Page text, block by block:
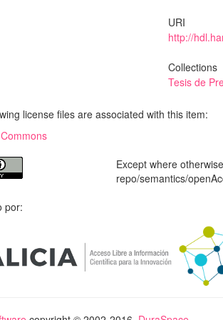
URI
http://
Collections
Tesis de
license files are associated with this item:
Except where
repo/semantics/
por: